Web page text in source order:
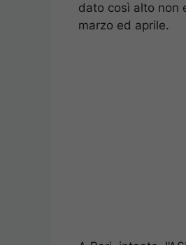
dato così alto non
marzo ed aprile.